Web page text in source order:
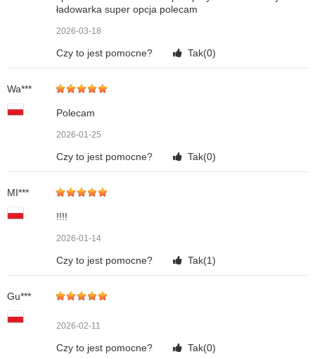
ładowarka super opcja polecam
2026-03-18
Czy to jest pomocne? Tak(0)
Wa***
Polecam
2026-01-25
Czy to jest pomocne? Tak(0)
MI***
!!!!
2026-01-14
Czy to jest pomocne? Tak(1)
Gu***
2026-02-11
Czy to jest pomocne? Tak(0)